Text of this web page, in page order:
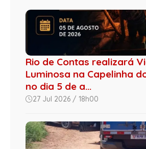
Rio de Contas realizará
Luminosa na Capelinha
no dia 5 de a...
27 Jul 2026 / 18h00